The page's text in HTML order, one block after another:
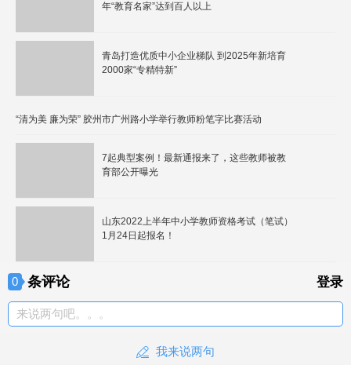
年“教育名家”达到百人以上
青岛打造优质中小企业梯队 到2025年新培育
2000家“专精特新”
“清为美 廉为荣” 胶州市广州路小学举行教师粉笔字比赛活动
7起典型案例！最新通报来了，这些教师被教
育部公开曝光
山东2022上半年中小学教师资格考试（笔试）
1月24日起报名！
0 条评论 登录
来说两句吧。。。
我来说两句